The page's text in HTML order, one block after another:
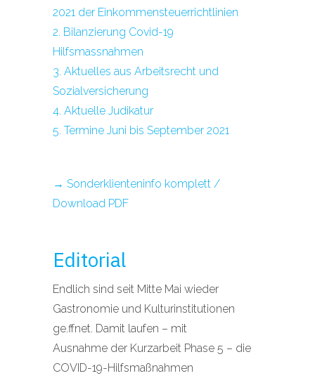
2021 der Einkommensteuerrichtlinien
2. Bilanzierung Covid-19
Hilfsmassnahmen
3. Aktuelles aus Arbeitsrecht und
Sozialversicherung
4. Aktuelle Judikatur
5. Termine Juni bis September 2021
→ Sonderklienteninfo komplett /
Download PDF
Editorial
Endlich sind seit Mitte Mai wieder
Gastronomie und Kulturinstitutionen
ge.ffnet. Damit laufen – mit
Ausnahme der Kurzarbeit Phase 5 – die
COVID-19-Hilfsmaßnahmen